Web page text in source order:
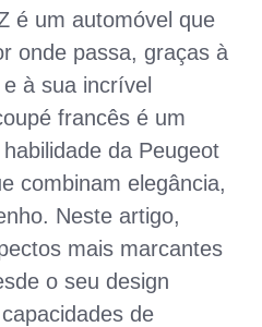
é um automóvel que
onde passa, graças à
à sua incrível
francês é um
da Peugeot
combinam elegância,
Neste artigo,
mais marcantes
o seu design
de